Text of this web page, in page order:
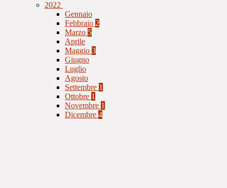
2022
Gennaio
Febbraio 2
Marzo 5
Aprile
Maggio 3
Giugno
Luglio
Agosto
Settembre 1
Ottobre 1
Novembre 1
Dicembre 4